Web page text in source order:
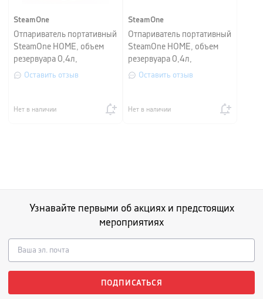
SteamOne
Отпариватель портативный
SteamOne HOME, объем
резервуара 0,4л,
терракотовый.
Оставить отзыв
Нет в наличии
SteamOne
Отпариватель портативный
SteamOne HOME, объем
резервуара 0,4л,
кремовый.
Оставить отзыв
Нет в наличии
Узнавайте первыми об акциях и предстоящих
мероприятиях
ПОДПИСАТЬСЯ